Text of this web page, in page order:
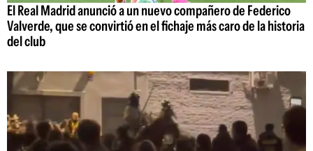
El Real Madrid anunció a un nuevo compañero de Federico
Valverde, que se convirtió en el fichaje más caro de la historia
del club